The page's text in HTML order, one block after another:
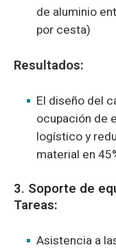
de aluminio
por cesta)
Resultados:
El diseño del
ocupación de
logístico y
material en
3. Soporte de
Tareas:
Asistencia a